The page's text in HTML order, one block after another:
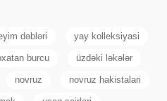
dəbləri yay kolleksiyasi
burcu üzdəki ləkələr
novruz novruz hakistalari